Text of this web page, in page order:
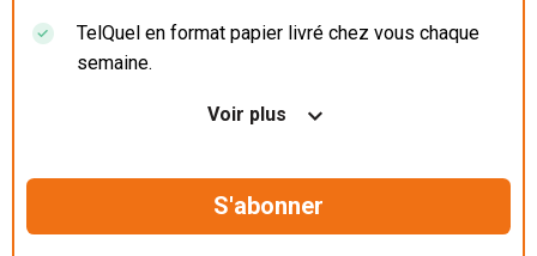
TelQuel en format papier livré chez vous chaque
semaine.
Nos articles en illimité sur ordinateur, tablette et
Le magazine TelQuel en numérique avant la sortie
Voir plus